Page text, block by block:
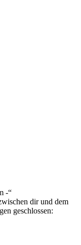
-“
dir und dem
geschlossen: